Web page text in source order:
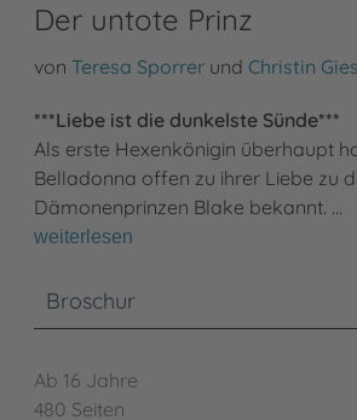
Der untote Prinz
von Teresa Sporrer und Christin
***Liebe ist die dunkelste Sünde***
Als erste Hexenkönigin überhaupt
Belladonna offen zu ihrer Liebe zu
Dämonenprinzen Blake bekannt. …
weiterlesen
Broschur
Ab 16 Jahre
480 Seiten